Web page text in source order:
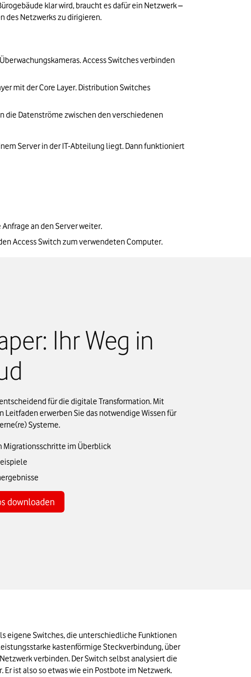
klar wird, braucht es dafür ein Netzwerk –
des Netzwerks zu dirigieren.
Access Switches verbinden
mit der Core Layer. Distribution Switches
die Datenströme zwischen den verschiedenen
Server in der IT-Abteilung liegt. Dann funktioniert
an den Server weiter.
Access Switch zum verwendeten Computer.
Ihr Weg in
für die digitale Transformation. Mit
Leitfaden erwerben Sie das notwendige Wissen für
Systeme.
Migrationsschritte im Überblick
downloaden
eigene Switches, die unterschiedliche Funktionen
kastenförmige Steckverbindung, über
verbinden. Der Switch selbst analysiert die
ist also so etwas wie ein Postbote im Netzwerk.